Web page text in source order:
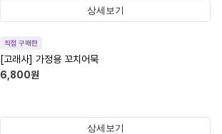
상세보기
직접 구매한
[고래사] 가정용 꼬치어묵
6,800원
상세보기